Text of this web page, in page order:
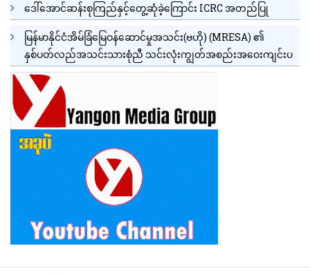
ဒေါ်အောင်ဆန်းစုကြည်နှင့်တွေ့ဆုံခဲ့ကြောင်း ICRC အတည်ပြု
မြန်မာနိုင်ငံအိမ်ခြံမြေဝန်ဆောင်မှုအသင်း(ဗဟို) (MRESA) ၏
နှစ်ပတ်လည်အသင်းသားစုံညီ သင်းလုံးကျွတ်အစည်းအဝေးကျင်းပ